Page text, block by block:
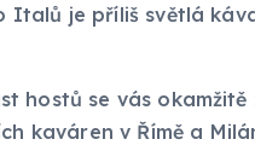
Italů je příliš světlá
hostů se vás okamžitě
kaváren v Římě a